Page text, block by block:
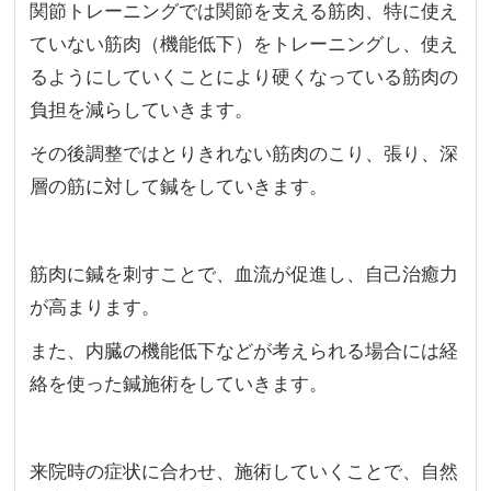
関節トレーニングでは関節を支える筋肉、特に使え
ていない筋肉（機能低下）をトレーニングし、使え
るようにしていくことにより硬くなっている筋肉の
負担を減らしていきます。
その後調整ではとりきれない筋肉のこり、張り、深
層の筋に対して鍼をしていきます。
筋肉に鍼を刺すことで、血流が促進し、自己治癒力
が高まります。
また、内臓の機能低下などが考えられる場合には経
絡を使った鍼施術をしていきます。
来院時の症状に合わせ、施術していくことで、自然